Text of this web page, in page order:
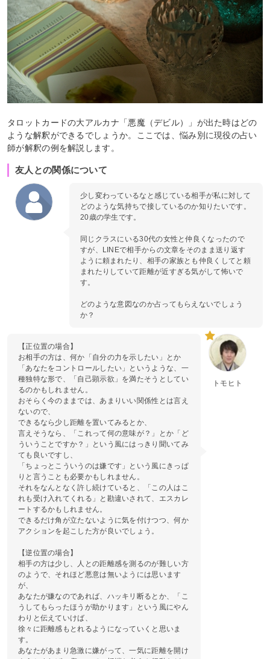
タロットカードの大アルカナ「悪魔（デビル）」が出た時はどの
ような解釈ができるでしょうか。ここでは、悩み別に現役の占い
師が解釈の例を解説します。
友人との関係について
少し変わっているなと感じている相手が私に対して
どのような気持ちで接しているのか知りたいです。
20歳の学生です。
同じクラスにいる30代の女性と仲良くなったので
すが、LINEで相手からの文章をそのまま送り返す
ように頼まれたり、相手の家族とも仲良くしてと頼
まれたりしていて距離が近すぎる気がして怖いで
す。
どのような意図なのか占ってもらえないでしょう
か？
トモヒト
【正位置の場合】
お相手の方は、何か「自分の力を示したい」とか
「あなたをコントロールしたい」というような、一
種独特な形で、「自己顕示欲」を満たそうとしてい
るのかもしれません。
おそらく今のままでは、あまりいい関係性とは言え
ないので、
できるなら少し距離を置いてみるとか、
言えそうなら、「これって何の意味が？」とか「ど
ういうことですか？」という風にはっきり聞いてみ
ても良いですし、
「ちょっとこういうのは嫌です」という風にきっぱ
りと言うことも必要かもしれません。
それをなんとなく許し続けていると、「この人はこ
れも受け入れてくれる」と勘違いされて、エスカレ
ートするかもしれません。
できるだけ角が立たないように気を付けつつ、何か
アクションを起こした方が良いでしょう。
【逆位置の場合】
相手の方は少し、人との距離感を測るのが難しい方
のようで、それほど悪意は無いようには思います
が、
あなたが嫌なのであれば、ハッキリ断るとか、「こ
うしてもらったほうが助かります」という風にやん
わりと伝えていけば、
徐々に距離感もとれるようになっていくと思いま
す。
あなたがあまり急激に嫌がって、一気に距離を開け